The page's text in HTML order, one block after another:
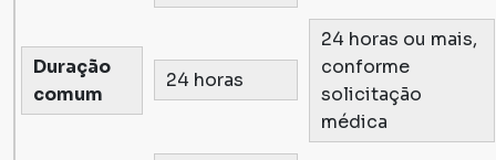
Duração
comum
24 horas
24 horas ou mais,
conforme
solicitação
médica